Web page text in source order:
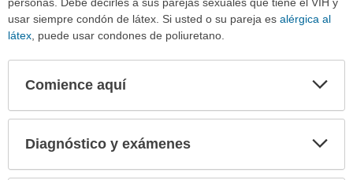
usar siempre condón de látex. Si usted o su pareja es alérgica al
látex , puede usar condones de poliuretano.
Comience aquí
Diagnóstico y exámenes